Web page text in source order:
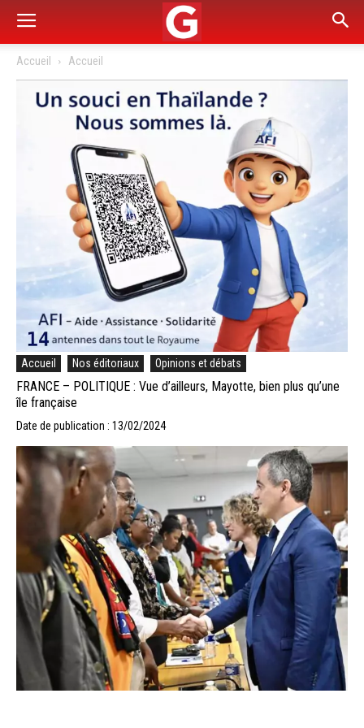
Accueil Accueil
Accueil Nos éditoriaux Opinions et débats
FRANCE – POLITIQUE : Vue d’ailleurs, Mayotte, bien plus qu’une
île française
Date de publication : 13/02/2024